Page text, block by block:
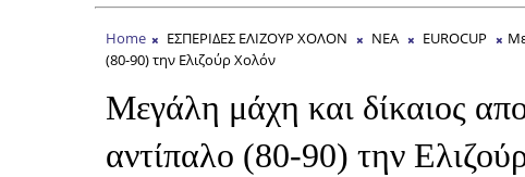
Home ΕΣΠΕΡΙΔΕΣ ΕΛΙΖΟΥΡ ΧΟΛΟΝ ΝΕΑ EUROCUP
(80-90) την Ελιζούρ Χολόν
Μεγάλη μάχη και δίκαιος
αντίπαλο (80-90) την